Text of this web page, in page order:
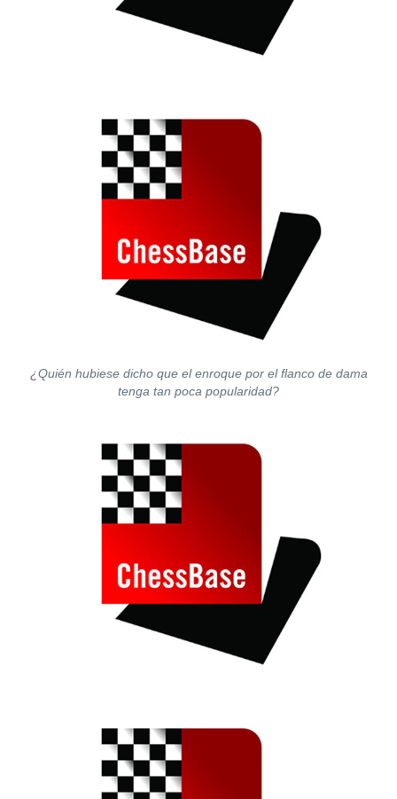
¿Quién hubiese dicho que el enroque por el flanco de dama
tenga tan poca popularidad?